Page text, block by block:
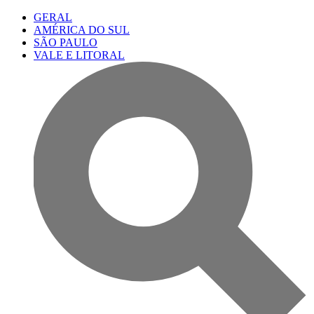
GERAL
AMÉRICA DO SUL
SÃO PAULO
VALE E LITORAL